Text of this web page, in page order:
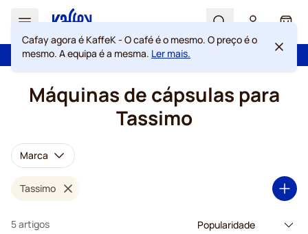
Ir para o Conteúdo
Search Cart
Portes grátis acima de 49 €
100 dias de direito de rescisão
Cafay agora é KaffeK - O café é o mesmo. O preço é o
mesmo. A equipa é a mesma. Ler mais.
Máquinas de cápsulas para
Tassimo
Marca
Tassimo
5 artigos